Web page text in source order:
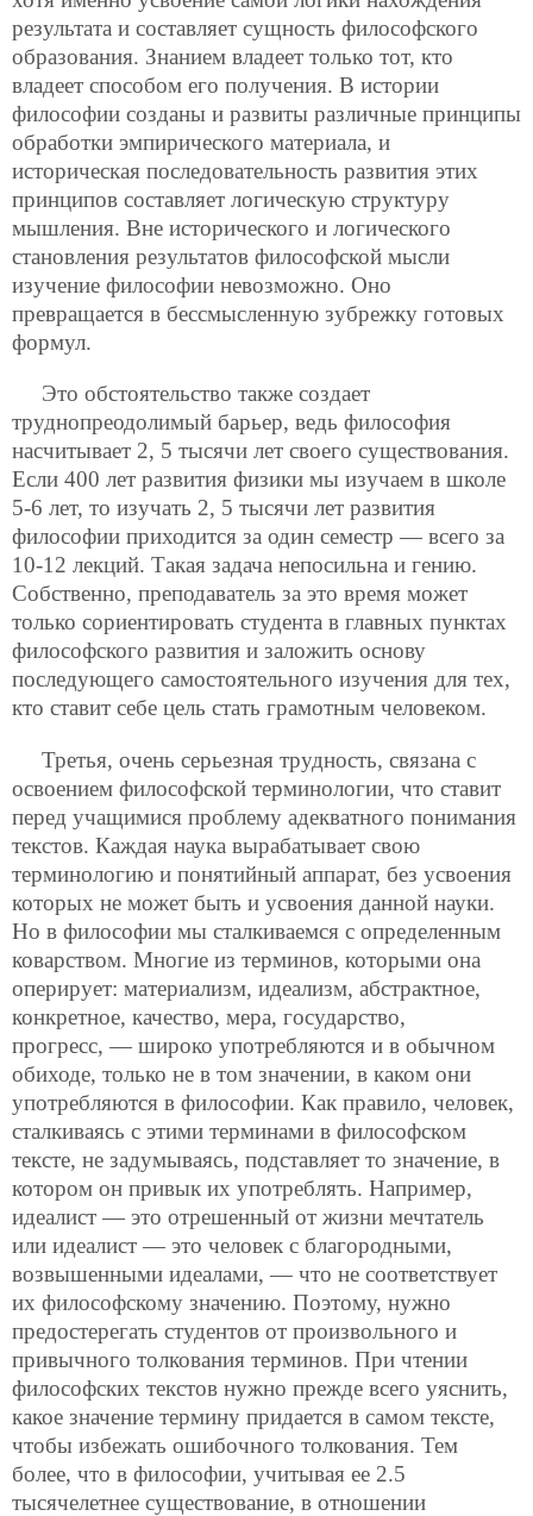
результата и составляет сущность философского
образования. Знанием владеет только тот, кто
владеет способом его получения. В истории
философии созданы и развиты различные принципы
обработки эмпирического материала, и
историческая последовательность развития этих
принципов составляет логическую структуру
мышления. Вне исторического и логического
становления результатов философской мысли
изучение философии невозможно. Оно
превращается в бессмысленную зубрежку готовых
формул.
Это обстоятельство также создает
труднопреодолимый барьер, ведь философия
насчитывает 2, 5 тысячи лет своего существования.
Если 400 лет развития физики мы изучаем в школе
5-6 лет, то изучать 2, 5 тысячи лет развития
философии приходится за один семестр — всего за
10-12 лекций. Такая задача непосильна и гению.
Собственно, преподаватель за это время может
только сориентировать студента в главных пунктах
философского развития и заложить основу
последующего самостоятельного изучения для тех,
кто ставит себе цель стать грамотным человеком.
Третья, очень серьезная трудность, связана с
освоением философской терминологии, что ставит
перед учащимися проблему адекватного понимания
текстов. Каждая наука вырабатывает свою
терминологию и понятийный аппарат, без усвоения
которых не может быть и усвоения данной науки.
Но в философии мы сталкиваемся с определенным
коварством. Многие из терминов, которыми она
оперирует: материализм, идеализм, абстрактное,
конкретное, качество, мера, государство,
прогресс, — широко употребляются и в обычном
обиходе, только не в том значении, в каком они
употребляются в философии. Как правило, человек,
сталкиваясь с этими терминами в философском
тексте, не задумываясь, подставляет то значение, в
котором он привык их употреблять. Например,
идеалист — это отрешенный от жизни мечтатель
или идеалист — это человек с благородными,
возвышенными идеалами, — что не соответствует
их философскому значению. Поэтому, нужно
предостерегать студентов от произвольного и
привычного толкования терминов. При чтении
философских текстов нужно прежде всего уяснить,
какое значение термину придается в самом тексте,
чтобы избежать ошибочного толкования. Тем
более, что в философии, учитывая ее 2.5
тысячелетнее существование, в отношении